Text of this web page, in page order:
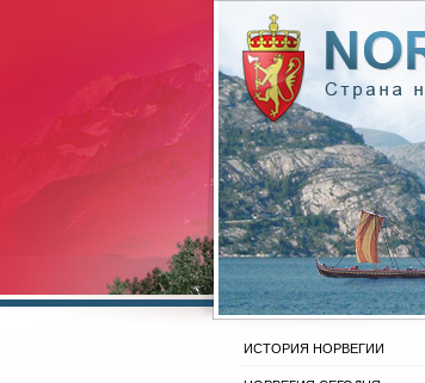
ИСТОРИЯ НОРВЕГИИ